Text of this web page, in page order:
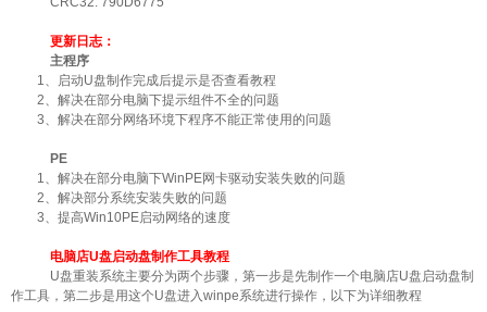
更新日志：
主程序
1、启动U盘制作完成后提示是否查看教程
2、解决在部分电脑下提示组件不全的问题
3、解决在部分网络环境下程序不能正常使用的问题
PE
1、解决在部分电脑下WinPE网卡驱动安装失败的问题
2、解决部分系统安装失败的问题
3、提高Win10PE启动网络的速度
电脑店U盘启动盘制作工具教程
U盘重装系统主要分为两个步骤，第一步是先制作一个电脑店U盘启动盘制
作工具，第二步是用这个U盘进入winpe系统进行操作，以下为详细教程